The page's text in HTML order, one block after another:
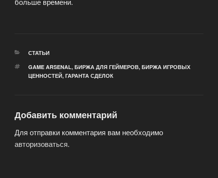
РУБРИКИ
СТАТЬИ
МЕТКИ
GAME ARSENAL, БИРЖА ДЛЯ ГЕЙМЕРОВ, БИРЖА ИГРОВЫХ
ЦЕННОСТЕЙ, ГАРАНТА СДЕЛОК
Добавить комментарий
Для отправки комментария вам необходимо
авторизоваться.